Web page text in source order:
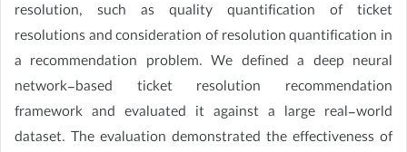
resolution, such as quality quantification of ticket
resolutions and consideration of resolution quantification in
a recommendation problem. We defined a deep neural
network-based ticket resolution recommendation
framework and evaluated it against a large real-world
dataset. The evaluation demonstrated the effectiveness of